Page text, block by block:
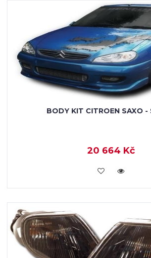
BODY KIT CITROEN SAXO -
20 664 Kč
KOUPIT